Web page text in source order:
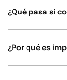
¿Qué pasa si
¿Por qué es